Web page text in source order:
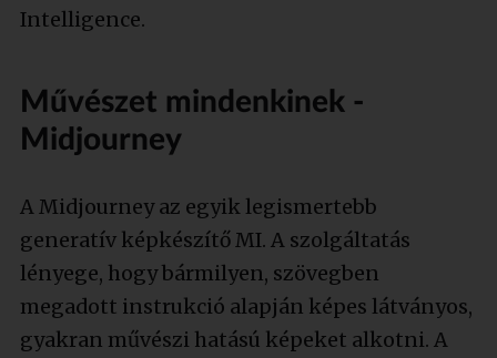
Intelligence.
Művészet mindenkinek -
Midjourney
A Midjourney az egyik legismertebb
generatív képkészítő MI. A szolgáltatás
lényege, hogy bármilyen, szövegben
megadott instrukció alapján képes látványos,
gyakran művészi hatású képeket alkotni. A